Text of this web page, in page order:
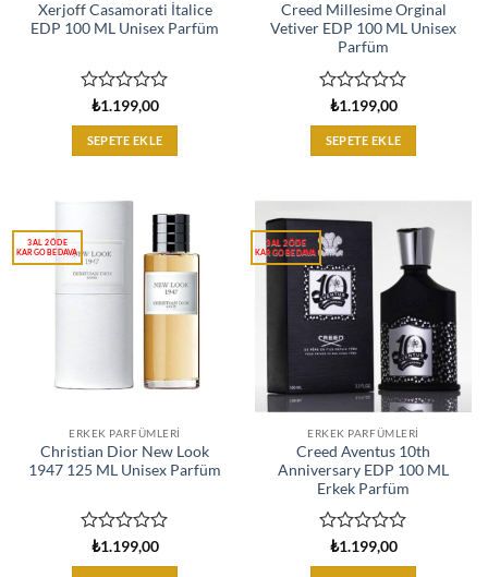
Xerjoff Casamorati İtalice
EDP 100 ML Unisex Parfüm
üzerinden
0
oy
₺1.199,00
SEPETE EKLE
Creed Millesime Orginal
Vetiver EDP 100 ML Unisex
Parfüm
üzerinden
0
oy
₺1.199,00
SEPETE EKLE
ERKEK PARFÜMLERI
Christian Dior New Look
1947 125 ML Unisex Parfüm
üzerinden
₺1.199,00
ERKEK PARFÜMLERI
Creed Aventus 10th
Anniversary EDP 100 ML
Erkek Parfüm
üzerinden
₺1.199,00